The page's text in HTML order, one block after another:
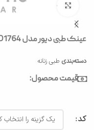
بزرگنمایی تصویر
عینک طبی دیور مدل CD1764
دسته‌بندی طبی زنانه
قیمت محصول:
کد